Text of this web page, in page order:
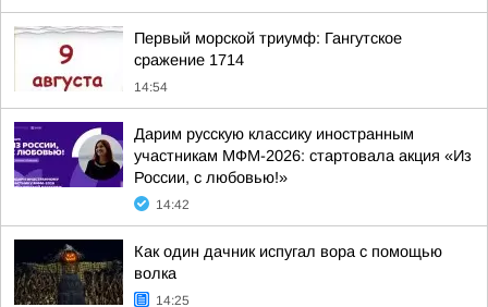
Первый морской триумф: Гангутское
сражение 1714
14:54
Дарим русскую классику иностранным
участникам МФМ-2026: стартовала акция «Из
России, с любовью!»
14:42
Как один дачник испугал вора с помощью
волка
14:25